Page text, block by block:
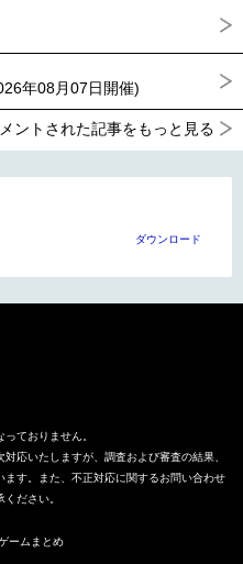
年08月07日開催)
ントされた記事をもっと見る
ダウンロード
ておりません。
応いたしますが、調査および審査の結果、
す。また、不正対応に関するお問い合わせ
ださい。
ームまとめ